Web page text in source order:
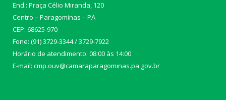
End.: Praça Célio Miranda, 120
Centro – Paragominas – PA
CEP: 68625-970
Fone: (91) 3729-3344 / 3729-7922
Horário de atendimento: 08:00 às 14:00
E-mail: cmp.ouv@camaraparagominas.pa.gov.br